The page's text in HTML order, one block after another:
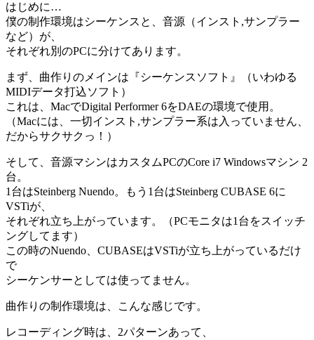
はじめに…
僕の制作環境はシーケンスと、音源（インスト,サンプラー
など）が、
それぞれ別のPCに分けてあります。
まず、曲作りのメインは『シーケンスソフト』（いわゆる
MIDIデータ打込ソフト）
これは、MacでDigital Performer 6をDAEの環境で使用。
（Macには、一切インスト,サンプラー系は入っていません、
だからサクサクっ！）
そして、音源マシンはカスタムPCのCore i7 Windowsマシン 2
台。
1台はSteinberg Nuendo。もう1台はSteinberg CUBASE 6に
VSTiが、
それぞれ立ち上がっています。（PCモニタは1台をスイッチ
ングしてます）
この時のNuendo、CUBASEはVSTiが立ち上がっているだけ
で
シーケンサーとしては使ってません。
曲作りの制作環境は、こんな感じです。
レコーディング時は、2パターンあって、